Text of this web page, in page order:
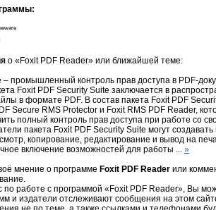
о «Foxit PDF Reader» или ближайшей теме:
– промышленный контроль прав доступа в PDF-
Foxit PDF Security Suite заключается в
в формате PDF. В состав пакета Foxit PDF
Secure RMS Protector и Foxit RMS PDF Reader,
полный контроль прав доступа при работе со
пакета Foxit PDF Security Suite могут
копирование, редактирование и вывод на
включение возможностей для работы ... »
мнение о программе Foxit PDF Reader или
по работе с программой «Foxit PDF Reader», Вы
и издатели отслеживают сообщения на этом